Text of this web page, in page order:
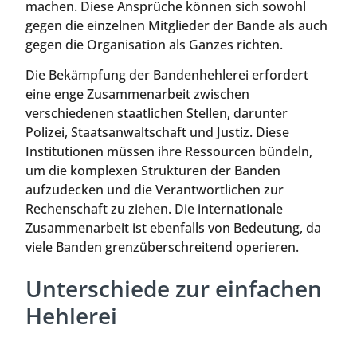
machen. Diese Ansprüche können sich sowohl
gegen die einzelnen Mitglieder der Bande als auch
gegen die Organisation als Ganzes richten.
Die Bekämpfung der Bandenhehlerei erfordert
eine enge Zusammenarbeit zwischen
verschiedenen staatlichen Stellen, darunter
Polizei, Staatsanwaltschaft und Justiz. Diese
Institutionen müssen ihre Ressourcen bündeln,
um die komplexen Strukturen der Banden
aufzudecken und die Verantwortlichen zur
Rechenschaft zu ziehen. Die internationale
Zusammenarbeit ist ebenfalls von Bedeutung, da
viele Banden grenzüberschreitend operieren.
Unterschiede zur einfachen
Hehlerei